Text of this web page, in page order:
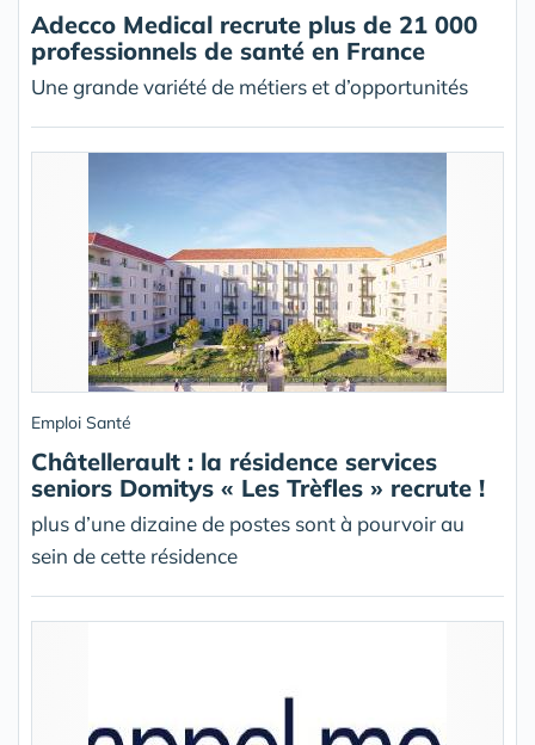
Adecco Medical recrute plus de 21 000
professionnels de santé en France
Une grande variété de métiers et d’opportunités
Emploi Santé
Châtellerault : la résidence services
seniors Domitys « Les Trèfles » recrute !
plus d’une dizaine de postes sont à pourvoir au
sein de cette résidence